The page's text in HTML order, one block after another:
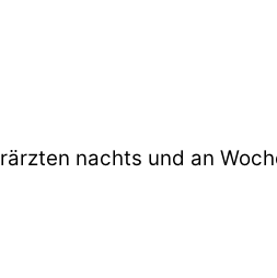
nachts und an